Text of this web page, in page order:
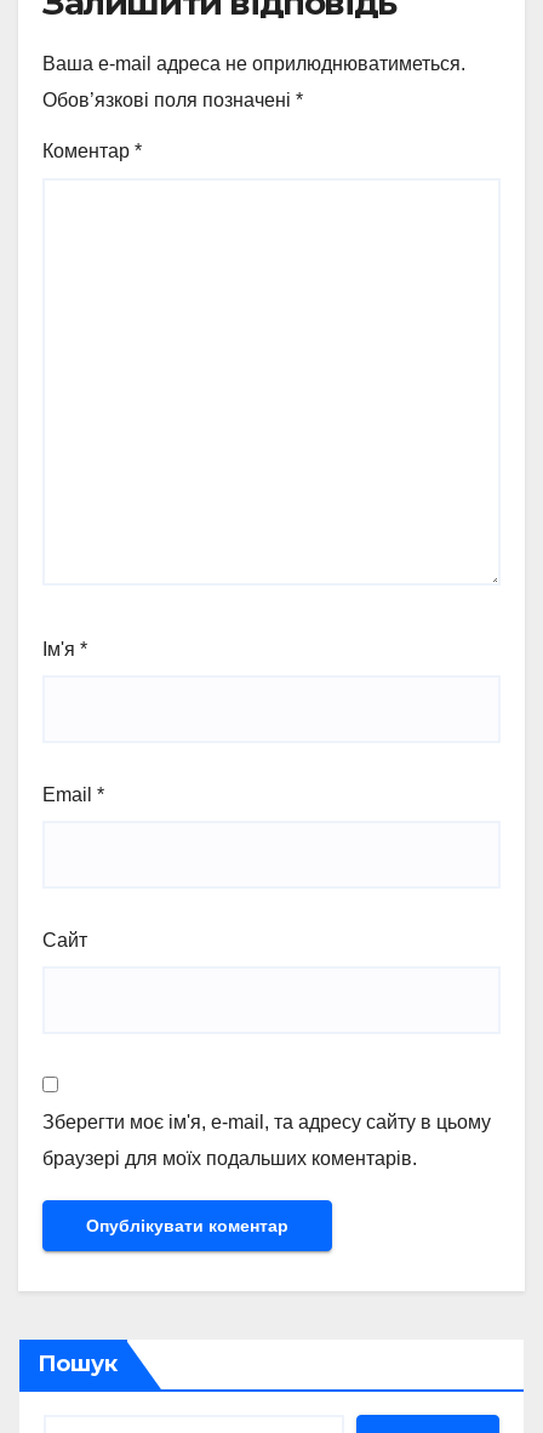
Ваша e-mail адреса не оприлюднюватиметься.
Обов’язкові поля позначені *
Коментар *
Ім'я *
Email *
Сайт
Зберегти моє ім'я, e-mail, та адресу сайту в цьому
браузері для моїх подальших коментарів.
Пошук